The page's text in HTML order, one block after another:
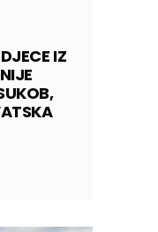
IZ